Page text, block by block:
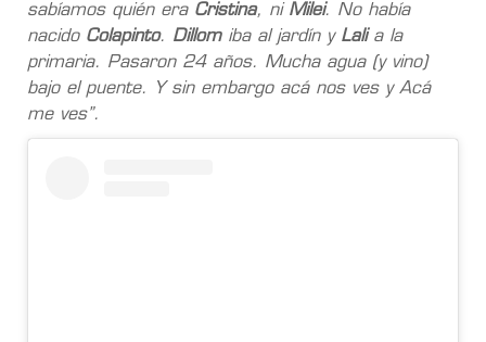
sabíamos quién era Cristina, ni Milei. No había
nacido Colapinto. Dillomiba al jardín y Lalia la
primaria. Pasaron 24 años. Mucha agua (y vino)
bajo el puente. Y sin embargo acá nos ves y Acá
me ves”.